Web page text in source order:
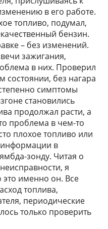
в его работе.
топливо, подумал,
бензин.
– без изменений.
зажигания,
в них. Проверил
состоянии, без нагара
симптомы
становились
продолжал расти, а
проблема в чем-то
плохое топливо или
в
зонду. Читая о
я
это именно он. Все
топлива,
периодические
только проверить